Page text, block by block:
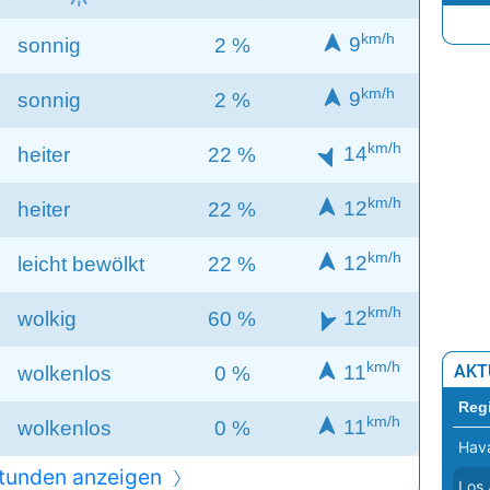
sonnig 2 % 9km/h
sonnig 2 % 9km/h
heiter 22 % 14km/h
heiter 22 % 12km/h
leicht bewölkt 22 % 12km/h
wolkig 60 % 12km/h
wolkenlos 0 % 11km/h
wolkenlos 0 % 11km/h
anzeigen
Oslo
Los